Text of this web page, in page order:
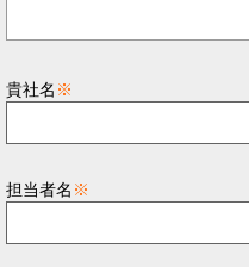
貴社名 ※
担当者名 ※